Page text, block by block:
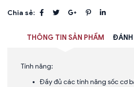
Chia sẻ:
THÔNG TIN SẢN PHẨM
Tính năng:
Đầy đủ các tính năng sốc cơ